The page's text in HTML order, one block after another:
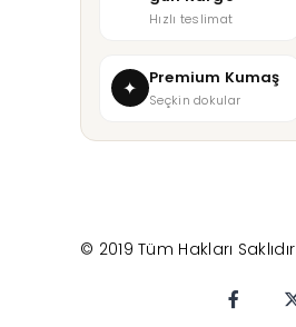
Hızlı teslimat
✦ Premium Kumaş
Seçkin dokular
© 2019 Tüm Hakları Saklıdır